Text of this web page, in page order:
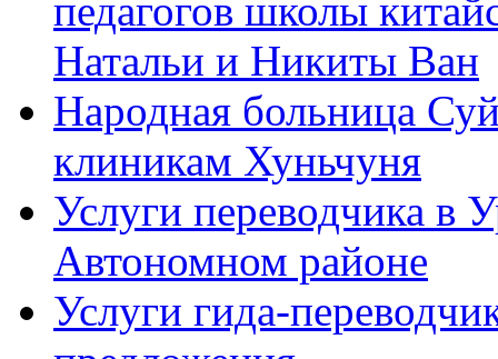
педагогов школы
Натальи и Никиты Ван
Народная больница
клиникам Хуньчуня
Услуги переводчика в
Автономном районе
Услуги гида-